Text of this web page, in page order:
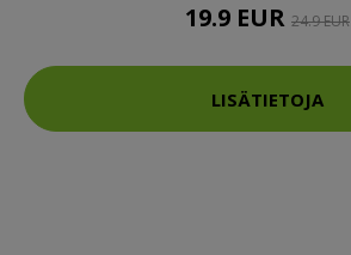
19.9 EUR 24.9 EUR
LISÄTIETOJA